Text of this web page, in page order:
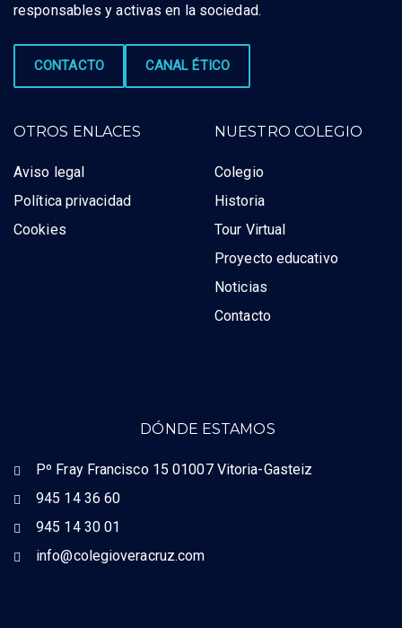
responsables y activas en la sociedad.
CONTACTO CANAL ÉTICO
OTROS ENLACES
Aviso legal
Política privacidad
Cookies
NUESTRO COLEGIO
Colegio
Historia
Tour Virtual
Proyecto educativo
Noticias
Contacto
DÓNDE ESTAMOS
Pº Fray Francisco 15 01007 Vitoria-Gasteiz
945 14 36 60
945 14 30 01
info@colegioveracruz.com